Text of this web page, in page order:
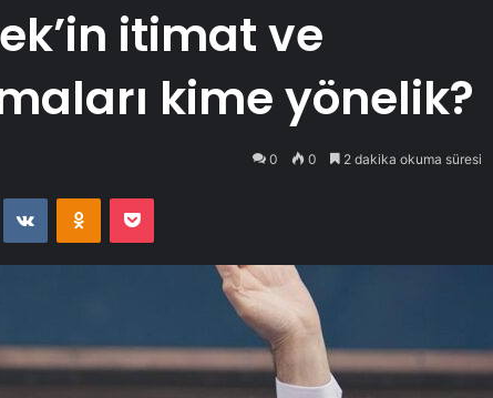
itimat ve
kime yönelik?
0 0 2 dakika okuma süresi
VKontakteOdnoklassniki
Pocket